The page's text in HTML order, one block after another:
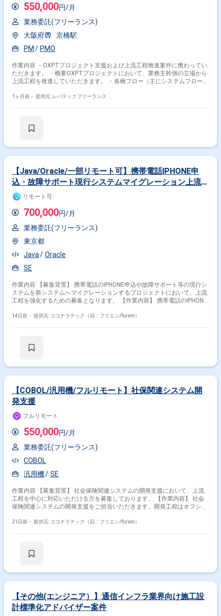
550,000円/月
業務委託(フリーランス)
大阪府
京橋駅
PM
PMO
作業内容 ・OXPTプロジェクト支援および上流工程推進案件に携わってい
ただきます。 ・概要OXPTプロジェクトにおいて、業務主幹側の立場から
上流工程を推進していただきます。 ・各種フロー（主にシステムフロー、
を見つけ、打開策を提案、実行していただきます。
1ヶ月前・ 提供元: レバテックフリーランス
【Java/Oracle/一部リモート可】携帯電話IPHONE申
込・故障サポート現行システムマイグレーション上流支
援
リモート可
700,000円/月
業務委託(フリーランス)
東京都
Java
Oracle
SE
作業内容 【募集背景】 携帯電話のIPHONE申込や故障サポート等の現行シ
ステムを新システムへマイグレーションするプロジェクトにおいて、上流
工程を強化するための募集となります。 【作業内容】 携帯電話のIPHONE
ェクトに参画いただきます。要件定義や基本設計の作成を中心に、関係者
トにおいて主体的に課題を拾い、関係者と協力して解決に向けて動ける方
Linuxを使用し、DBはORACLE、開発言語はJavaとなります。
14日前・ 提供元: ココナラテック（旧：フリエン/furien）
【COBOL/汎用機/フルリモート】社保関連システム開
発支援
フルリモート
550,000円/月
業務委託(フリーランス)
COBOL
汎用機
SE
作業内容 【募集背景】 社会保険関連システムの開発支援において、上流
工程を中心に対応いただける方を募集しております。 【作業内容】 社会
保険関連システムの開発支援をご担当いただきます。開発工程はオフショ
担当いただく想定です。 【求める人物像】 関係者と円滑にコミュニケー
す。オフショア開発の受入れやレビューを通じて、品質管理や調整力を高
21日前・ 提供元: ココナラテック（旧：フリエン/furien）
【その他(エンジニア）】通信インフラ業界向け施工設
計標準化アドバイザー案件